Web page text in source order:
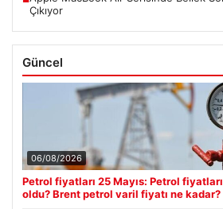
Çıkıyor
Güncel
06/08/2026
Petrol fiyatları 25 Mayıs: Petrol
oldu? Brent petrol varil fiyatı ne kadar?